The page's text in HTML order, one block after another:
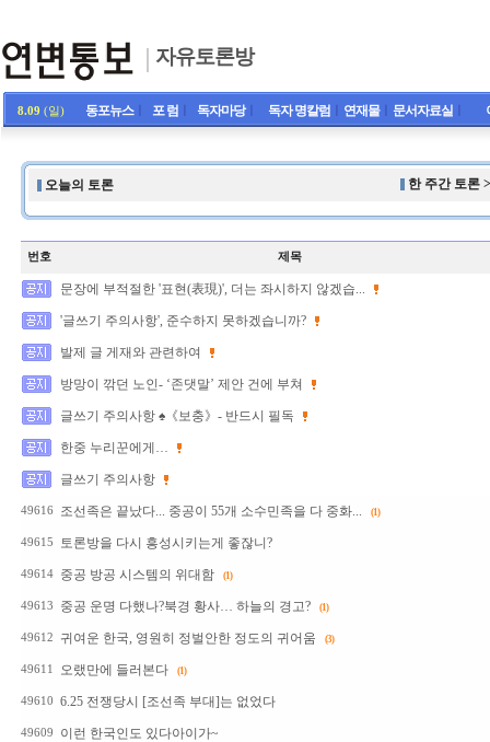
자유토론방
8.09 (일) 동포뉴스ㅣ 포 럼 독자마당ㅣ 독자 명칼럼 연재물ㅣ 문서자료실
오늘의 토론 한 주간 토론
번호 제목
문장에 부적절한 '표현(表現)', 더는 좌시하지 않겠습...
'글쓰기 주의사항', 준수하지 못하겠습니까?
발제 글 게재와 관련하여
방망이 깎던 노인- ‘존댓말’ 제안 건에 부쳐
글쓰기 주의사항 ♠《보충》- 반드시 필독
한중 누리꾼에게…
글쓰기 주의사항
49616 조선족은 끝났다... 중공이 55개 소수민족을 다 중화... (1)
49615 토론방을 다시 흥성시키는게 좋잖니?
49614 중공 방공 시스템의 위대함 (1)
49613 중공 운명 다했나?북경 황사… 하늘의 경고? (1)
49612 귀여운 한국, 영원히 정벌안한 정도의 귀어움 (3)
49611 오랬만에 들러본다 (1)
49610 6.25 전쟁당시 [조선족 부대]는 없었다
49609 이런 한국인도 있다아이가~